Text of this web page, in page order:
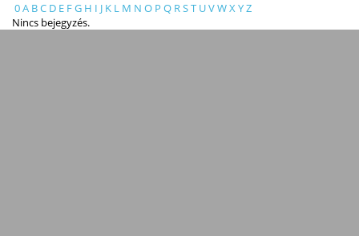
0A BC D E FG H I J K L M N O P Q RST UVWXYZ
Nincs bejegyzés.